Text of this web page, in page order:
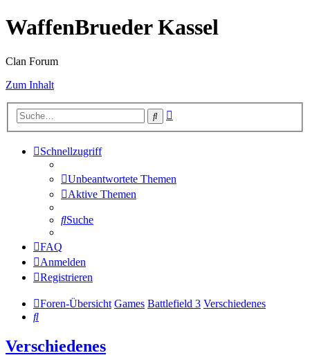
WaffenBrueder Kassel
Clan Forum
Zum Inhalt
Suche
Schnellzugriff
Unbeantwortete Themen
Aktive Themen
Suche
FAQ
Anmelden
Registrieren
Foren-Übersicht Games Battlefield 3 Verschiedenes
Suche
Verschiedenes